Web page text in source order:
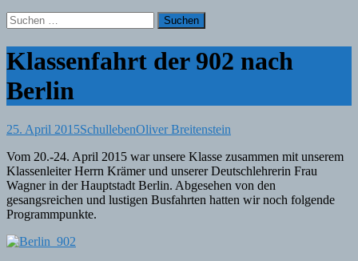
Suchen
nach:
Klassenfahrt der 902 nach
Berlin
25. April 2015SchullebenOliver Breitenstein
Vom 20.-24. April 2015 war unsere Klasse zusammen mit unserem
Klassenleiter Herrn Krämer und unserer Deutschlehrerin Frau
Wagner in der Hauptstadt Berlin. Abgesehen von den
gesangsreichen und lustigen Busfahrten hatten wir noch folgende
Programmpunkte.